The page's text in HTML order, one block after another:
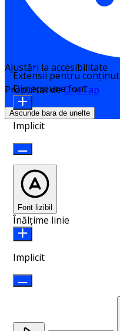
Ajustări la accesibilitate
Propulsat deOneTap
Ascunde bara de unelte
Extensii pentru conținut
Dimensiune font
Implicit
Font lizibil
Înălțime linie
Implicit